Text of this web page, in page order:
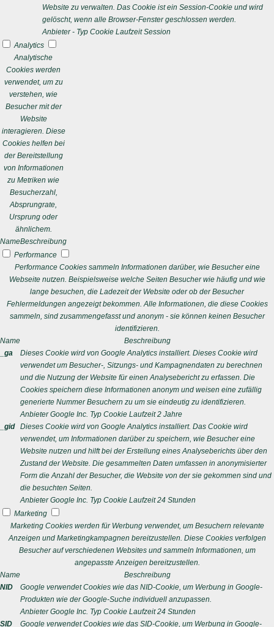
Website zu verwalten. Das Cookie ist ein Session-Cookie und wird
gelöscht, wenn alle Browser-Fenster geschlossen werden.
Anbieter - Typ Cookie Laufzeit Session
Analytics
Analytische
Cookies werden
verwendet, um zu
verstehen, wie
Besucher mit der
Website
interagieren. Diese
Cookies helfen bei
der Bereitstellung
von Informationen
zu Metriken wie
Besucherzahl,
Absprungrate,
Ursprung oder
ähnlichem.
NameBeschreibung
Performance
Performance Cookies sammeln Informationen darüber, wie Besucher eine
Webseite nutzen. Beispielsweise welche Seiten Besucher wie häufig und wie
lange besuchen, die Ladezeit der Website oder ob der Besucher
Fehlermeldungen angezeigt bekommen. Alle Informationen, die diese Cookies
sammeln, sind zusammengefasst und anonym - sie können keinen Besucher
identifizieren.
Name
Beschreibung
_ga
Dieses Cookie wird von Google Analytics installiert. Dieses Cookie wird
verwendet um Besucher-, Sitzungs- und Kampagnendaten zu berechnen
und die Nutzung der Website für einen Analysebericht zu erfassen. Die
Cookies speichern diese Informationen anonym und weisen eine zufällig
generierte Nummer Besuchern zu um sie eindeutig zu identifizieren.
Anbieter Google Inc. Typ Cookie Laufzeit 2 Jahre
_gid
Dieses Cookie wird von Google Analytics installiert. Das Cookie wird
verwendet, um Informationen darüber zu speichern, wie Besucher eine
Website nutzen und hilft bei der Erstellung eines Analyseberichts über den
Zustand der Website. Die gesammelten Daten umfassen in anonymisierter
Form die Anzahl der Besucher, die Website von der sie gekommen sind und
die besuchten Seiten.
Anbieter Google Inc. Typ Cookie Laufzeit 24 Stunden
Marketing
Marketing Cookies werden für Werbung verwendet, um Besuchern relevante
Anzeigen und Marketingkampagnen bereitzustellen. Diese Cookies verfolgen
Besucher auf verschiedenen Websites und sammeln Informationen, um
angepasste Anzeigen bereitzustellen.
Name
Beschreibung
NID
Google verwendet Cookies wie das NID-Cookie, um Werbung in Google-
Produkten wie der Google-Suche individuell anzupassen.
Anbieter Google Inc. Typ Cookie Laufzeit 24 Stunden
SID
Google verwendet Cookies wie das SID-Cookie, um Werbung in Google-